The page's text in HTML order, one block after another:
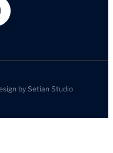
bySetian Studio